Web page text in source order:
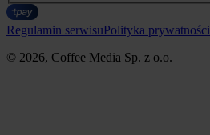
Regulamin serwisuPolityka prywatności
© 2026, Coffee Media Sp. z o.o.